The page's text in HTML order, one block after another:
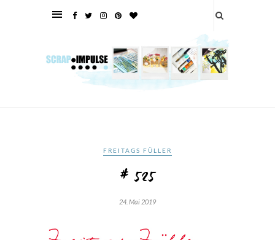
FREITAGS FÜLLER
# 525
24. Mai 2019